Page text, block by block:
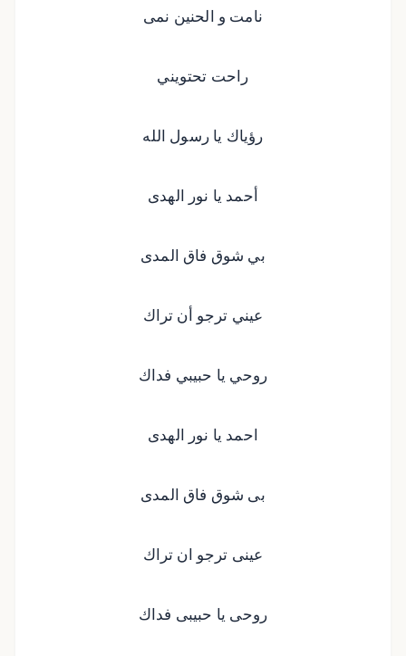
نامت و الحنين نمى
راحت تحتويني
رؤياك يا رسول الله
أحمد يا نور الهدى
بي شوق فاق المدى
عيني ترجو أن تراك
روحي يا حبيبي فداك
احمد يا نور الهدى
بى شوق فاق المدى
عينى ترجو ان تراك
روحى يا حبيبى فداك